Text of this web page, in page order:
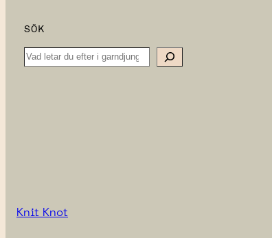
SÖK
Search
Knit Knot